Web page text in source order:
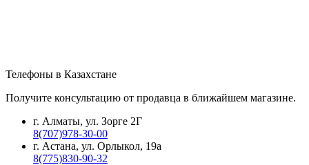
Телефоны в Казахстане
Получите консультацию от продавца в ближайшем магазине.
г. Алматы, ул. Зорге 2Г
8(707)978-30-00
г. Астана, ул. Орлыкол, 19а
8(775)830-90-32